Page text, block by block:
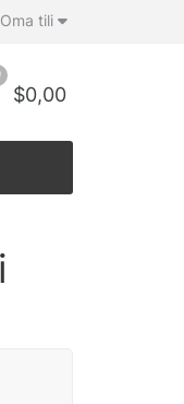
Oma tili
$0,00